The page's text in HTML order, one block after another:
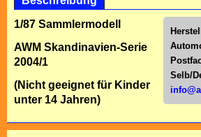
Selb/
1/87 Sammlermodell
AWM Skandinavien-Serie
2004/1
(Nicht geeignet für Kinder
unter 14 Jahren)